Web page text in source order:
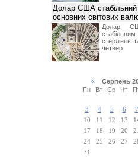
Долар США
основних світових
Долар
четвер.
«Серпень
Пн
Вт Ср Чт
3 4 5 6
7
10
11 12 13
17
18 19 20
24
25 26 27
31